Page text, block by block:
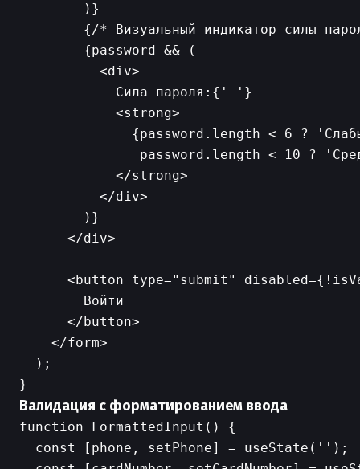
        )}
{/* Визуальный индикатор силы
        {password && (
          <div>
            Сила пароля:{' '}
            <strong>
{password.length < 6 ?
password.length < 10 ?
            </strong>
          </div>
        )}
      </div>
<button type="submit"
        Войти
      </button>
    </form>
  );
Валидация с форматированием ввода
function FormattedInput() {
  const [phone, setPhone] = useState('');